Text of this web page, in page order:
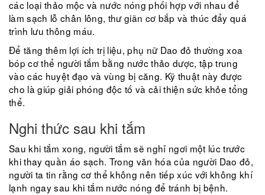
các loại thảo mộc và nước nóng phối hợp với nhau để
làm sạch lỗ chân lông, thư giãn cơ bắp và thúc đẩy quá
trình lưu thông máu.
Để tăng thêm lợi ích trị liệu, phụ nữ Dao đỏ thường xoa
bóp cơ thể người tắm bằng nước thảo dược, tập trung
vào các huyệt đạo và vùng bị căng. Kỹ thuật này được
cho là giúp giải phóng độc tố và cải thiện sức khỏe tổng
thể.
Nghi thức sau khi tắm
Sau khi tắm xong, người tắm sẽ nghỉ ngơi một lúc trước
khi thay quần áo sạch. Trong văn hóa của người Dao đỏ,
người ta tin rằng cơ thể không nên tiếp xúc với không khí
lạnh ngay sau khi tắm nước nóng để tránh bị bệnh.